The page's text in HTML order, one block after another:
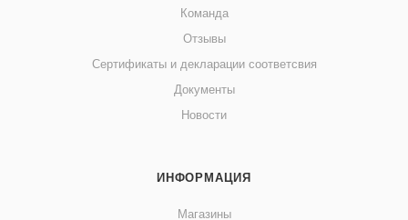
Команда
Отзывы
Сертификаты и декларации соответсвия
Документы
Новости
ИНФОРМАЦИЯ
Магазины